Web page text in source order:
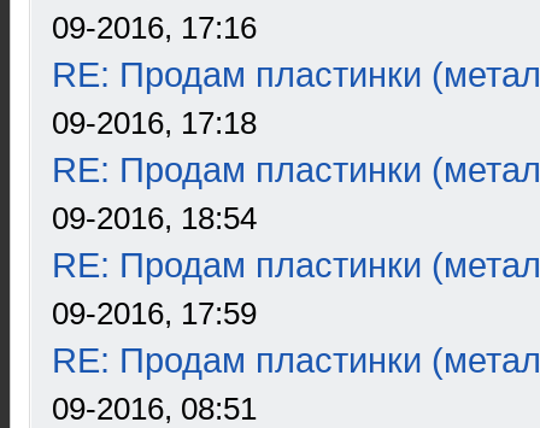
09-2016, 17:16
RE: Продам пластинки
09-2016, 17:18
RE: Продам пластинки
09-2016, 18:54
RE: Продам пластинки
09-2016, 17:59
RE: Продам пластинки
09-2016, 08:51